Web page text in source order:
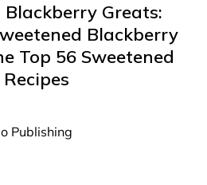
Blackberry Greats:
Blackberry
Top 56 Sweetened
Publishing